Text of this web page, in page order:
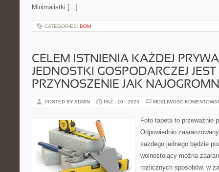
Minimalistki […]
CATEGORIES: DOM
CELEM ISTNIENIA KAŻDEJ
JEDNOSTKI GOSPODARCZEJ JEST
PRZYNOSZENIE JAK
POSTED BY ADMIN PAŹ - 10 - 2025 MOŻLIWOŚĆ
Foto tapeta to przeważnie
Odpowiednio
każdego jednego będzie
wolnostojący można
rozlicznych sposobów, w